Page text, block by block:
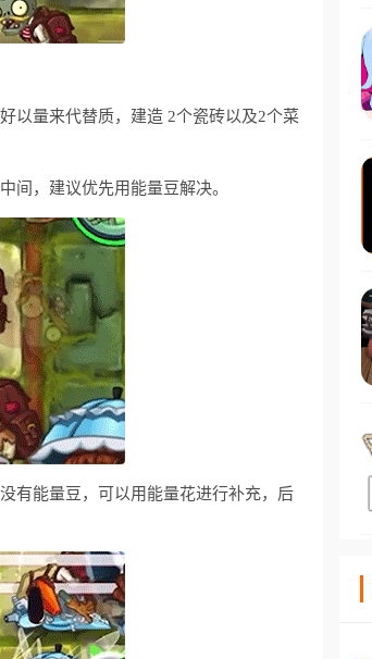
以量来代替质，建造 2个瓷砖以及2个菜
间，建议优先用能量豆解决。
有能量豆，可以用能量花进行补充，后